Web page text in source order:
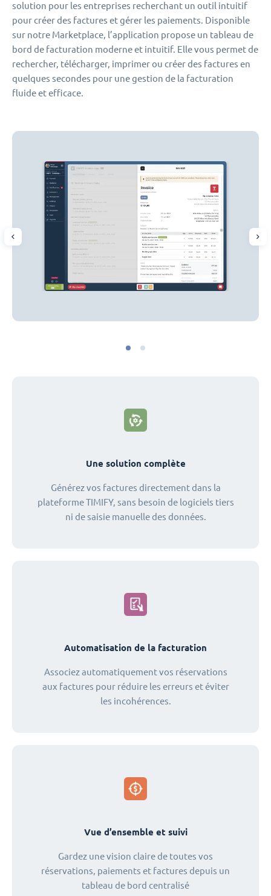
solution pour les entreprises recherchant un outil intuitif
pour créer des factures et gérer les paiements. Disponible
sur notre Marketplace, l’application propose un tableau de
bord de facturation moderne et intuitif. Elle vous permet de
rechercher, télécharger, imprimer ou créer des factures en
quelques secondes pour une gestion de la facturation
fluide et efficace.
Une solution complète
Générez vos factures directement dans la
plateforme TIMIFY, sans besoin de logiciels tiers
ni de saisie manuelle des données.
Automatisation de la facturation
Associez automatiquement vos réservations
aux factures pour réduire les erreurs et éviter
les incohérences.
Vue d’ensemble et suivi
Gardez une vision claire de toutes vos
réservations, paiements et factures depuis un
tableau de bord centralisé